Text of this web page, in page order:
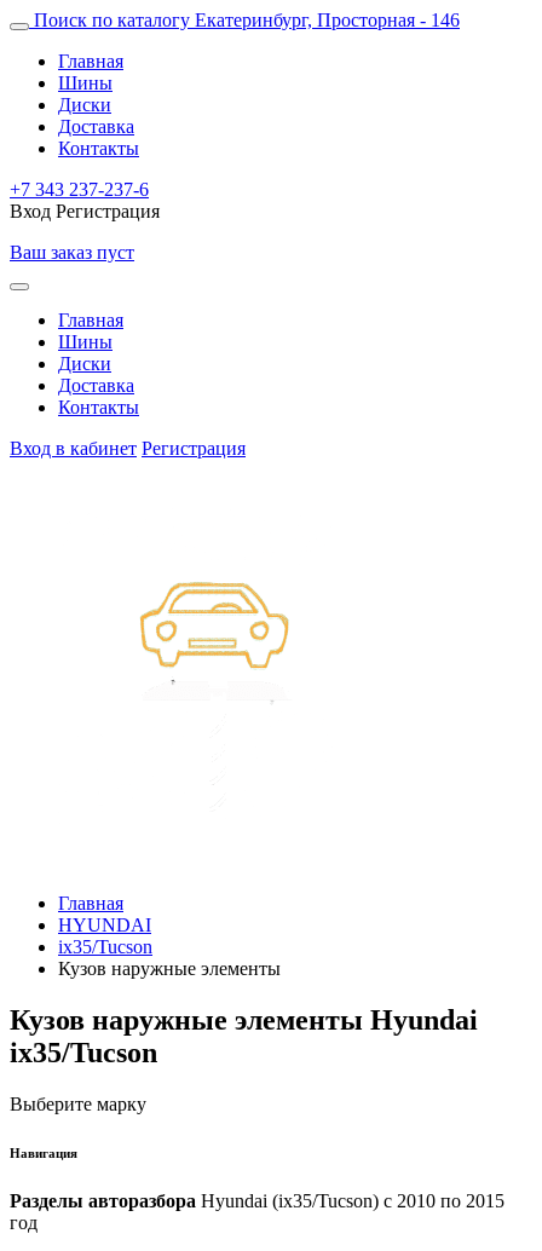
Поиск по каталогу Екатеринбург, Просторная - 146
Главная
Шины
Диски
Доставка
Контакты
+7 343 237-237-6
Вход Регистрация
Ваш заказ пуст
Главная
Шины
Диски
Доставка
Контакты
Вход в кабинет Регистрация
Главная
HYUNDAI
ix35/Tucson
Кузов наружные элементы
Кузов наружные элементы Hyundai
ix35/Tucson
Выберите марку
Навигация
Разделы авторазбора Hyundai (ix35/Tucson) с 2010 по 2015
год